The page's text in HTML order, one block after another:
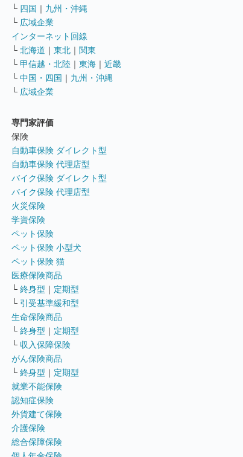
└ 四国 ｜ 九州・沖縄
└ 広域企業
インターネット回線
└ 北海道 ｜ 東北 ｜ 関東
└ 甲信越・北陸 ｜ 東海 ｜ 近畿
└ 中国・四国 ｜ 九州・沖縄
└ 広域企業
専門家評価
保険
自動車保険 ダイレクト型
自動車保険 代理店型
バイク保険 ダイレクト型
バイク保険 代理店型
火災保険
学資保険
ペット保険
ペット保険 小型犬
ペット保険 猫
医療保険商品
└ 終身型 ｜ 定期型
└ 引受基準緩和型
生命保険商品
└ 終身型 ｜ 定期型
└ 収入保障保険
がん保険商品
└ 終身型 ｜ 定期型
就業不能保険
認知症保険
外貨建て保険
介護保険
総合保障保険